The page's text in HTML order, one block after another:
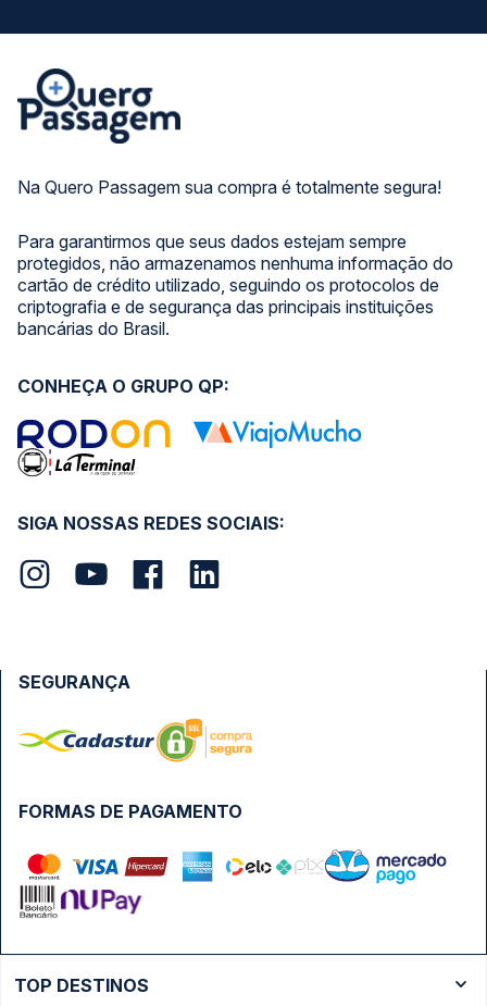
Na Quero Passagem sua compra é totalmente segura!
Para garantirmos que seus dados estejam sempre
protegidos, não armazenamos nenhuma informação do
cartão de crédito utilizado, seguindo os protocolos de
criptografia e de segurança das principais instituições
bancárias do Brasil.
SIGA NOSSAS REDES SOCIAIS:
CONHEÇA O GRUPO QP:
FORMAS DE PAGAMENTO
SEGURANÇA
TOP DESTINOS